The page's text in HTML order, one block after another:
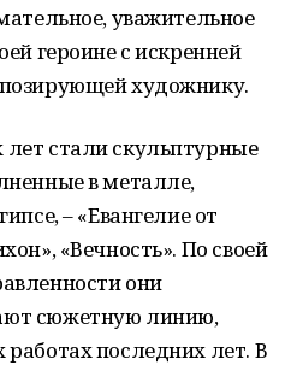
уважительное
героине с искренней
художнику.
стали скульптурные
в металле,
– «Евангелие от
«Вечность». По своей
они
сюжетную линию,
последних лет. В